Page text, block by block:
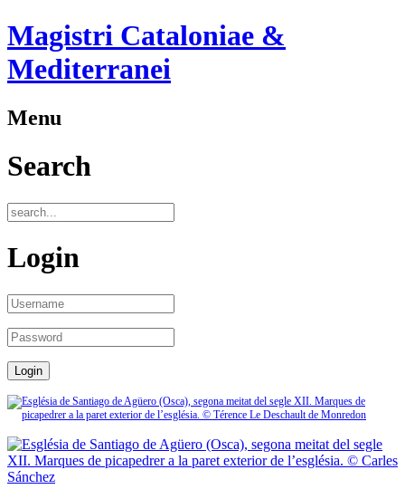
Magistri Cataloniae &
Mediterranei
Menu
Search
Login